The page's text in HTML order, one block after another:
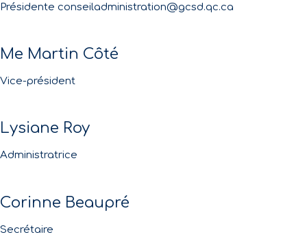
Présidente conseiladministration@gcsd.qc.ca
Me Martin Côté
Vice-président
Lysiane Roy
Administratrice
Corinne Beaupré
Secrétaire